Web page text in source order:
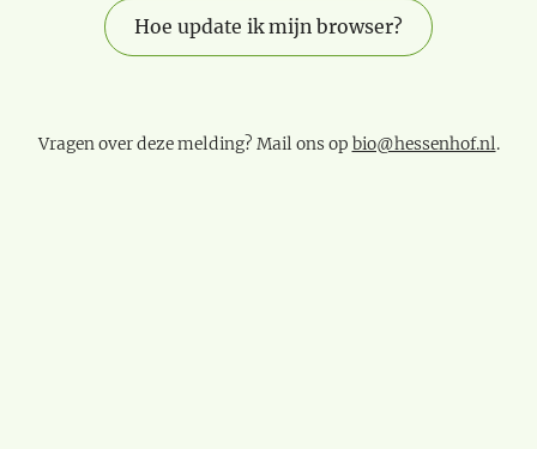
Hoe update ik mijn browser?
Vragen over deze melding? Mail ons op bio@hessenhof.nl.